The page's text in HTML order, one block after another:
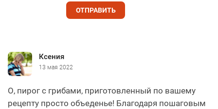
ОТПРАВИТЬ
Ксения
13 мая 2022
О, пирог с грибами, приготовленный по вашему
рецепту просто объеденье! Благодаря пошаговым